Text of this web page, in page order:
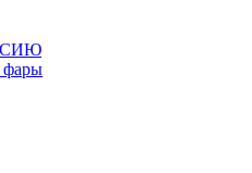
фары